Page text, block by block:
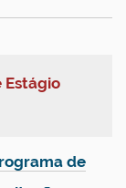
Estágio
de